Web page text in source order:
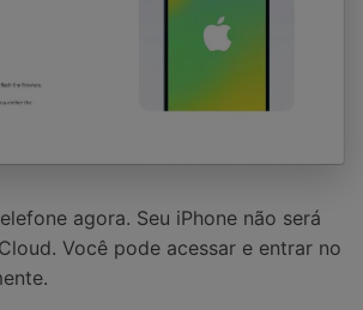
agora. Seu iPhone não será
Você pode acessar e entrar no